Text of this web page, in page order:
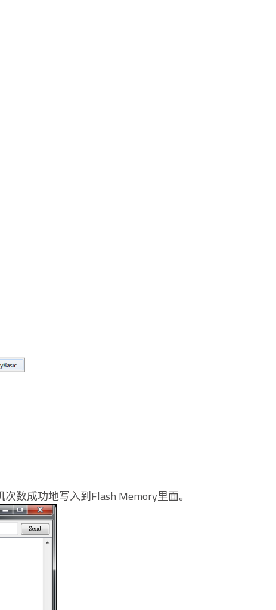
数成功地写入到Flash Memory里面。